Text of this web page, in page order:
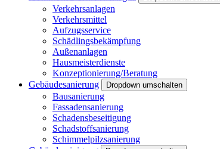
Verkehrsanlagen
Verkehrsmittel
Aufzugsservice
Schädlingsbekämpfung
Außenanlagen
Hausmeisterdienste
Konzeptionierung/Beratung
Gebäudesanierung
Dropdown umschalten
Bausanierung
Fassadensanierung
Schadensbeseitigung
Schadstoffsanierung
Schimmelpilzsanierung